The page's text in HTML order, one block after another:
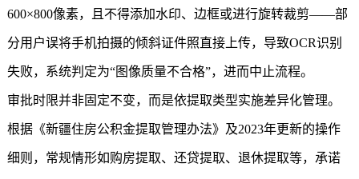
600×800像素，且不得添加水印、边框或进行旋转裁剪——部
分用户误将手机拍摄的倾斜证件照直接上传，导致OCR识别
失败，系统判定为“图像质量不合格”，进而中止流程。
审批时限并非固定不变，而是依提取类型实施差异化管理。
根据《新疆住房公积金提取管理办法》及2023年更新的操作
细则，常规情形如购房提取、还贷提取、退休提取等，承诺